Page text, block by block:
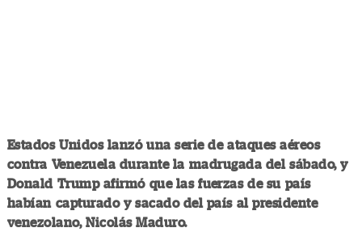
Estados Unidos lanzó una serie de ataques aéreos
contra Venezuela durante la madrugada del sábado, y
Donald Trump afirmó que las fuerzas de su país
habían capturado y sacado del país al presidente
venezolano, Nicolás Maduro.